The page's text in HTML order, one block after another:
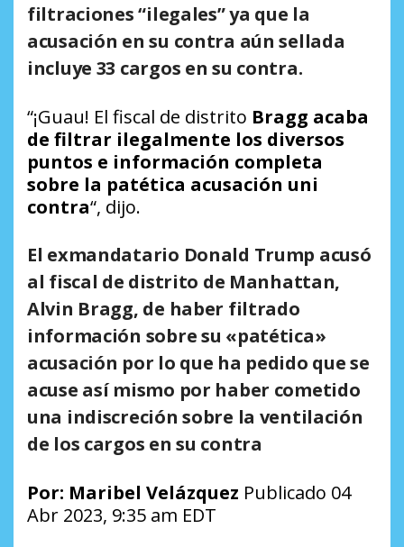
filtraciones “ilegales” ya que la
acusación en su contra aún sellada
incluye 33 cargos en su contra.
“¡Guau! El fiscal de distrito Bragg acaba
de filtrar ilegalmente los diversos
puntos e información completa
sobre la patética acusación uni
contra“, dijo.
El exmandatario Donald Trump acusó
al fiscal de distrito de Manhattan,
Alvin Bragg, de haber filtrado
información sobre su «patética»
acusación por lo que ha pedido que se
acuse así mismo por haber cometido
una indiscreción sobre la ventilación
de los cargos en su contra
Por: Maribel Velázquez Publicado 04
Abr 2023, 9:35 am EDT